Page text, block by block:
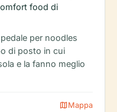
food di
per noodles
di posto in cui
e la fanno meglio
mapMappa